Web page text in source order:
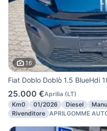
16
Fiat Doblo Doblò 1.5 BlueHdi
25.000 €Aprilia (LT)
Km0
01/2026 Diesel
Rivenditore APRILGOMME